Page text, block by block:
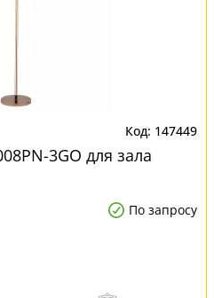
147449
3GO для зала
По запросу